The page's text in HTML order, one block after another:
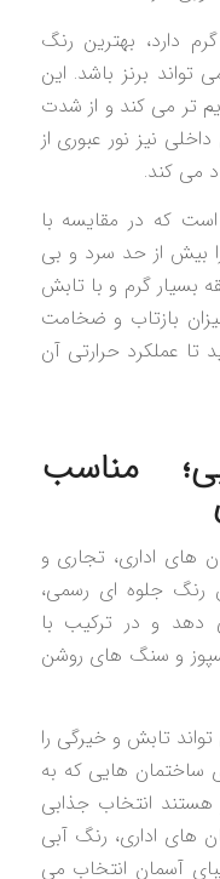
دارد، بهترین رنگ
برنز باشد. این
تر می کند و از شدت
نیز نور عبوری از
می کند.
که در مقایسه با
بیش از حد سرد و بی
بسیار گرم و با تابش
بازتاب و ضخامت
تا عملکرد حرارتی آن
مناسب
های اداری، تجاری و
رنگ جلوه ای رسمی،
دهد و در ترکیب با
و سنگ های روشن
تابش و خیرگی را
ساختمان هایی که به
انتخاب جذابی
های اداری، رنگ آبی
آسمان انتخاب می